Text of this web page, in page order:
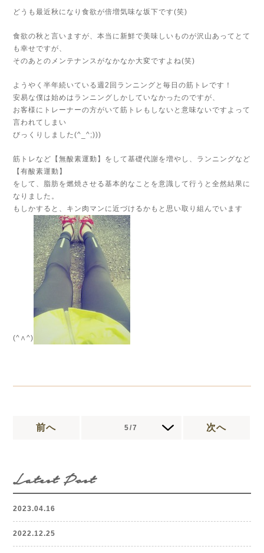
どうも最近秋になり食欲が倍増気味な坂下です(笑)
食欲の秋と言いますが、本当に新鮮で美味しいものが沢山あってとて
も幸せですが、
そのあとのメンテナンスがなかなか大変ですよね(笑)
ようやく半年続いている週2回ランニングと毎日の筋トレです！
安易な僕は始めはランニングしかしていなかったのですが、
お客様にトレーナーの方がいて筋トレもしないと意味ないですよって
言われてしまい
びっくりしました(^_^;)))
筋トレなど【無酸素運動】をして基礎代謝を増やし、ランニングなど
【有酸素運動】
をして、脂肪を燃焼させる基本的なことを意識して行うと全然結果に
なりました。
もしかすると、キン肉マンに近づけるかもと思い取り組んでいます
(^∧^)
前へ 5/7 次へ
Latest Post
2023.04.16
2022.12.25